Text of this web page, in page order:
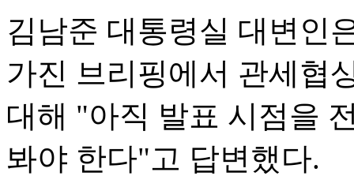
김남준 대통령실 대변인
가진 브리핑에서 관세협
대해 "아직 발표 시점을
봐야 한다"고 답변했다.